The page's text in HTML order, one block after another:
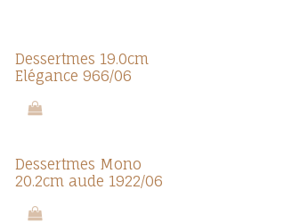
Promo 7.0
Dessertmes 19.0cm
Elégance 966/06
Dessertmes Mono
20.2cm aude 1922/06